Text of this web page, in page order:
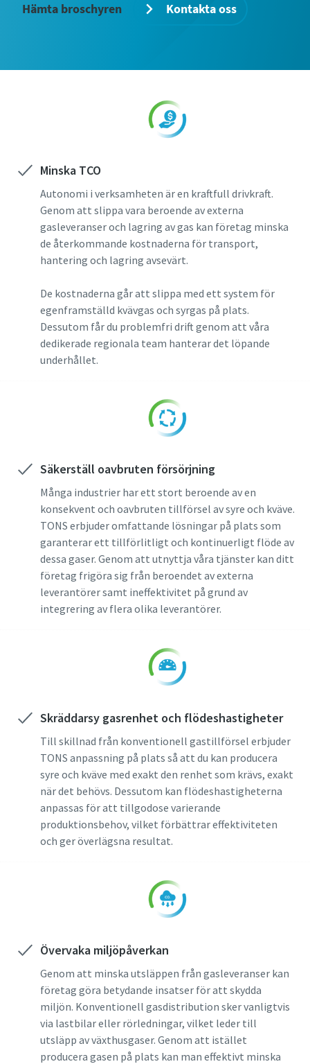
Allt du behöver veta om din process för
Upptäck hur du kan skapa en effektivare process för
Hämta broschyren Kontakta oss
Minska TCO
Autonomi i verksamheten är en kraftfull drivkraft.
Genom att slippa vara beroende av externa
gasleveranser och lagring av gas kan företag minska
de återkommande kostnaderna för transport,
hantering och lagring avsevärt.
De kostnaderna går att slippa med ett system för
egenframställd kvävgas och syrgas på plats.
Dessutom får du problemfri drift genom att våra
dedikerade regionala team hanterar det löpande
underhållet.
Säkerställ oavbruten försörjning
Många industrier har ett stort beroende av en
konsekvent och oavbruten tillförsel av syre och kväve.
TONS erbjuder omfattande lösningar på plats som
garanterar ett tillförlitligt och kontinuerligt flöde av
dessa gaser. Genom att utnyttja våra tjänster kan ditt
företag frigöra sig från beroendet av externa
leverantörer samt ineffektivitet på grund av
integrering av flera olika leverantörer.
Skräddarsy gasrenhet och flödeshastigheter
Till skillnad från konventionell gastillförsel erbjuder
TONS anpassning på plats så att du kan producera
syre och kväve med exakt den renhet som krävs, exakt
när det behövs. Dessutom kan flödeshastigheterna
anpassas för att tillgodose varierande
produktionsbehov, vilket förbättrar effektiviteten
och ger överlägsna resultat.
Övervaka miljöpåverkan
Genom att minska utsläppen från gasleveranser kan
företag göra betydande insatser för att skydda
miljön. Konventionell gasdistribution sker vanligtvis
via lastbilar eller rörledningar, vilket leder till
utsläpp av växthusgaser. Genom att istället
producera gasen på plats kan man effektivt minska
Förfrågan
Genom att du skickar den här
kontakta dig med hjälp av den
insamlade informationen. Du
hittar mer information i vår
sekretesspolicy.
Klicka för att verifiera
Friendly Captcha ⇗